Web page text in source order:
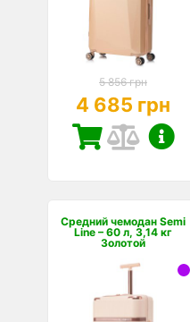
5 856 грн
4 685 грн
Средний чемодан Semi
Line – 60 л, 3,14 кг
Золотой